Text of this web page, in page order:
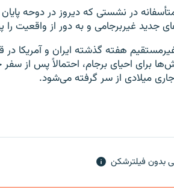
در نشستی که دیروز در دوحه
جدید غیربرجامی و به دور از واقعیت
هفته گذشته ایران و آمریکا در
برای احیای برجام، احتمالاً پس از
جاری میلادی از سر گرفته می‌شود.
بدون فیلترشکن